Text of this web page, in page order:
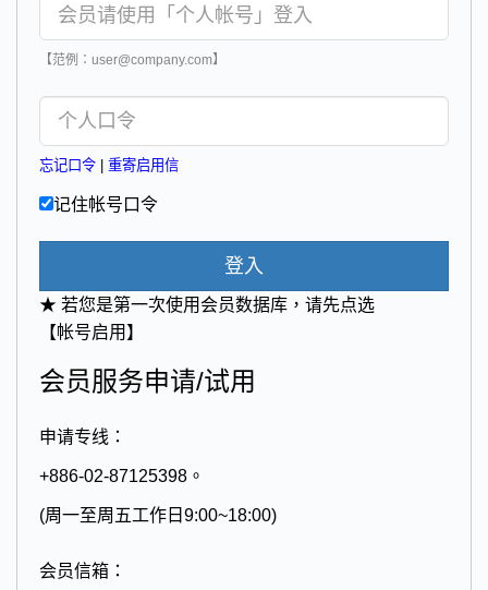
【范例：user@company.com】
忘记口令 重寄启用信
记住帐号口令
登入
★ 若您是第一次使用会员数据库，请先点选
【帐号启用】
会员服务申请/试用
申请专线：
+886-02-87125398。
(周一至周五工作日9:00~18:00)
会员信箱：